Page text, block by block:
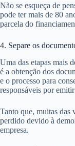
Não se esqueça de
pode ter mais de 80
parcela do
4. Separe os
Uma das etapas mais
é a obtenção dos
e o processo para
responsáveis por
Tanto que, muitas das
perdido devido à
empresa.